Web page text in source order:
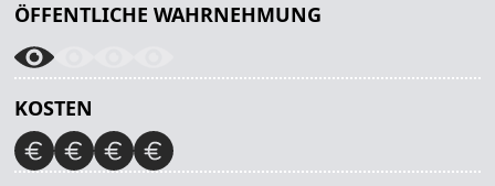
ÖFFENTLICHE WAHRNEHMUNG
KOSTEN